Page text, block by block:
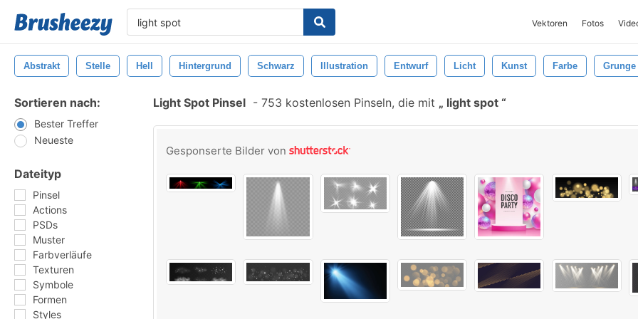
Vektoren Fotos
Abstrakt Stelle Hell Hintergrund Schwarz Illustration Entwurf Licht Kunst Farbe Grunge
Sortieren nach:
Bester Treffer
Neueste
Dateityp
Pinsel
Actions
PSDs
Muster
Farbverläufe
Texturen
Symbole
Formen
Styles
Light Spot Pinsel - 753 kostenlosen Pinseln, die mit light spot
Gesponserte Bilder von